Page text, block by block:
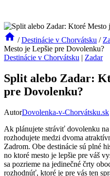
/ Destinácie v Chorvátsku /
Mesto je Lepšie pre Dovolenku?
Destinácie v Chorvátsku | Zadar
Split alebo Zadar:
pre Dovolenku?
AutorDovolenka-v-Chorvátsku.sk
Ak plánujete stráviť dovolenku
rozhodujete medzi dvoma
Zadrom. Obe destinácie sú plné
no ktoré mesto je lepšie pre váš
sa pozrieme na jedinečné črty
rozhodnúť, ktoré je pre vás ten